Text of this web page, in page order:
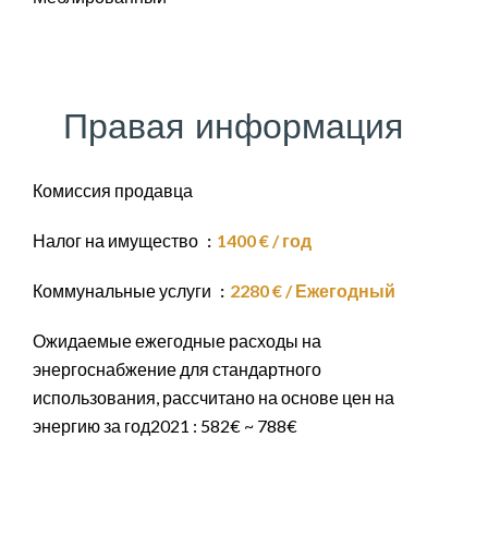
Правая информация
Комиссия продавца
Налог на имущество 1400 € / год
Коммунальные услуги 2280 € / Ежегодный
Ожидаемые ежегодные расходы на
энергоснабжение для стандартного
использования, рассчитано на основе цен на
энергию за год2021 : 582€ ~ 788€